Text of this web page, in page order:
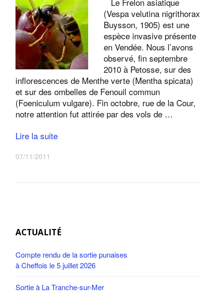
(Vespa velutina nigrithorax
Buysson, 1905) est une
espèce invasive présente
en Vendée. Nous l’avons
observé, fin septembre
2010 à Petosse, sur des
inflorescences de Menthe verte (Mentha spicata)
et sur des ombelles de Fenouil commun
(Foeniculum vulgare). Fin octobre, rue de la Cour,
notre attention fut attirée par des vols de …
Lire la suite
07/11/2011
ACTUALITÉ
Compte rendu de la sortie punaises
à Cheffois le 5 juillet 2026
Sortie à La Tranche-sur-Mer